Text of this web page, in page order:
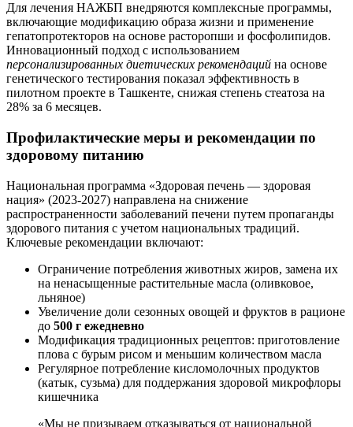
Для лечения НАЖБП внедряются комплексные программы,
включающие модификацию образа жизни и применение
гепатопротекторов на основе расторопши и фосфолипидов.
Инновационный подход с использованием
персонализированных диетических рекомендаций на основе
генетического тестирования показал эффективность в
пилотном проекте в Ташкенте, снижая степень стеатоза на
28% за 6 месяцев.
Профилактические меры и рекомендации по
здоровому питанию
Национальная программа «Здоровая печень — здоровая
нация» (2023-2027) направлена на снижение
распространенности заболеваний печени путем пропаганды
здорового питания с учетом национальных традиций.
Ключевые рекомендации включают:
Ограничение потребления животных жиров, замена их
на ненасыщенные растительные масла (оливковое,
льняное)
Увеличение доли сезонных овощей и фруктов в рационе
до 500 г ежедневно
Модификация традиционных рецептов: приготовление
плова с бурым рисом и меньшим количеством масла
Регулярное потребление кисломолочных продуктов
(катык, сузьма) для поддержания здоровой микрофлоры
кишечника
«Мы не призываем отказываться от национальной